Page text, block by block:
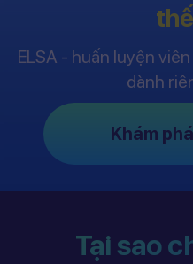
ELSA - huấn luyện
dành
Khám
Tại sao